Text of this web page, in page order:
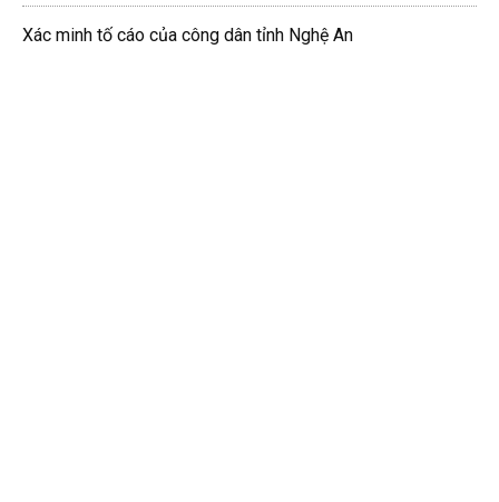
Xác minh tố cáo của công dân tỉnh Nghệ An